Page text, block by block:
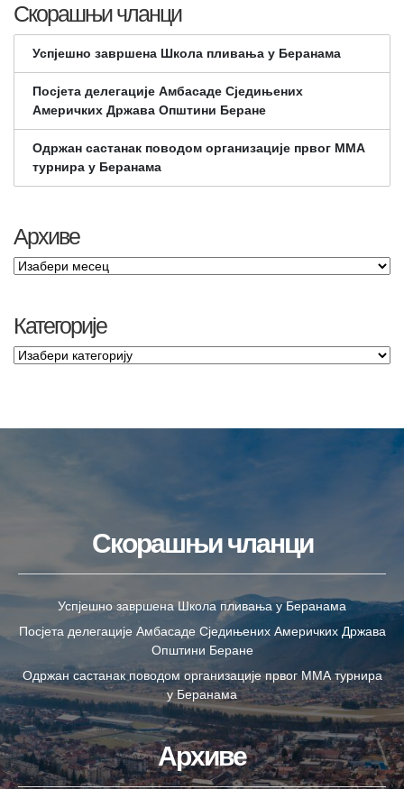
Скорашњи чланци
Успјешно завршена Школа пливања у Беранама
Посјета делегације Амбасаде Сједињених
Америчких Држава Општини Беране
Одржан састанак поводом организације првог ММА
турнира у Беранама
Архиве
Категорије
Скорашњи чланци
Успјешно завршена Школа пливања у Беранама
Посјета делегације Амбасаде Сједињених Америчких Држава
Општини Беране
Одржан састанак поводом организације првог ММА турнира
у Беранама
Архиве